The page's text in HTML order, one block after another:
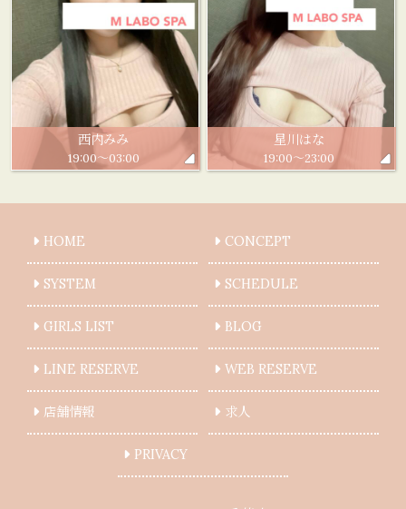
西内みみ
19:00～03:00
星川はな
19:00～23:00
HOME CONCEPT
SYSTEM SCHEDULE
GIRLS LIST BLOG
LINE RESERVE WEB RESERVE
店舗情報 求人
PRIVACY